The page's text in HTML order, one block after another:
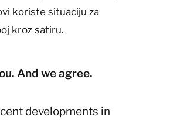
koriste situaciju za
kroz satiru.
And we agree.
developments in